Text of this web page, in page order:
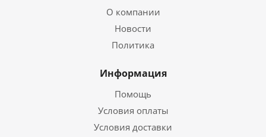
О компании
Новости
Политика
Информация
Помощь
Условия оплаты
Условия доставки